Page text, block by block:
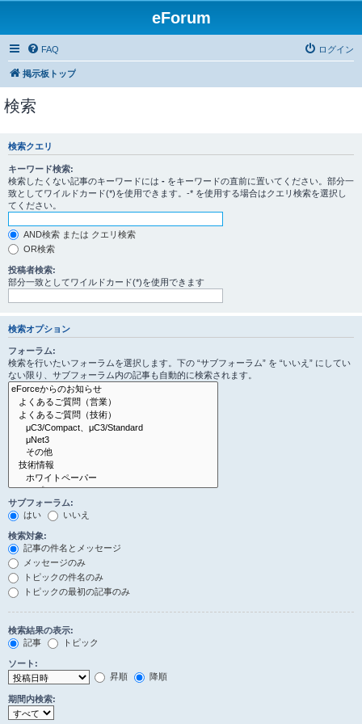
eForum
FAQ ログイン
掲示板トップ
検索
検索クエリ
キーワード検索:
検索したくない記事のキーワードには - をキーワードの直前に置いてください。部分一
致としてワイルドカード(*)を使用できます。-* を使用する場合はクエリ検索を選択し
てください。
AND検索 または クエリ検索
OR検索
投稿者検索:
部分一致としてワイルドカード(*)を使用できます
検索オプション
フォーラム:
検索を行いたいフォーラムを選択します。下の “サブフォーラム” を “いいえ” にしてい
ない限り、サブフォーラム内の記事も自動的に検索されます。
サブフォーラム:
はい
いいえ
検索対象:
記事の件名とメッセージ
メッセージのみ
トピックの件名のみ
トピックの最初の記事のみ
検索結果の表示:
記事
トピック
ソート:
昇順
降順
期間内検索: